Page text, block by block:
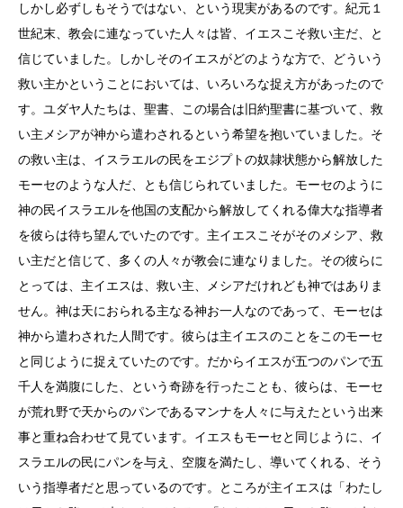
しかし必ずしもそうではない、という現実があるのです。紀元１
世紀末、教会に連なっていた人々は皆、イエスこそ救い主だ、と
信じていました。しかしそのイエスがどのような方で、どういう
救い主かということにおいては、いろいろな捉え方があったので
す。ユダヤ人たちは、聖書、この場合は旧約聖書に基づいて、救
い主メシアが神から遣わされるという希望を抱いていました。そ
の救い主は、イスラエルの民をエジプトの奴隷状態から解放した
モーセのような人だ、とも信じられていました。モーセのように
神の民イスラエルを他国の支配から解放してくれる偉大な指導者
を彼らは待ち望んでいたのです。主イエスこそがそのメシア、救
い主だと信じて、多くの人々が教会に連なりました。その彼らに
とっては、主イエスは、救い主、メシアだけれども神ではありま
せん。神は天におられる主なる神お一人なのであって、モーセは
神から遣わされた人間です。彼らは主イエスのことをこのモーセ
と同じように捉えていたのです。だからイエスが五つのパンで五
千人を満腹にした、という奇跡を行ったことも、彼らは、モーセ
が荒れ野で天からのパンであるマンナを人々に与えたという出来
事と重ね合わせて見ています。イエスもモーセと同じように、イ
スラエルの民にパンを与え、空腹を満たし、導いてくれる、そう
いう指導者だと思っているのです。ところが主イエスは「わたし